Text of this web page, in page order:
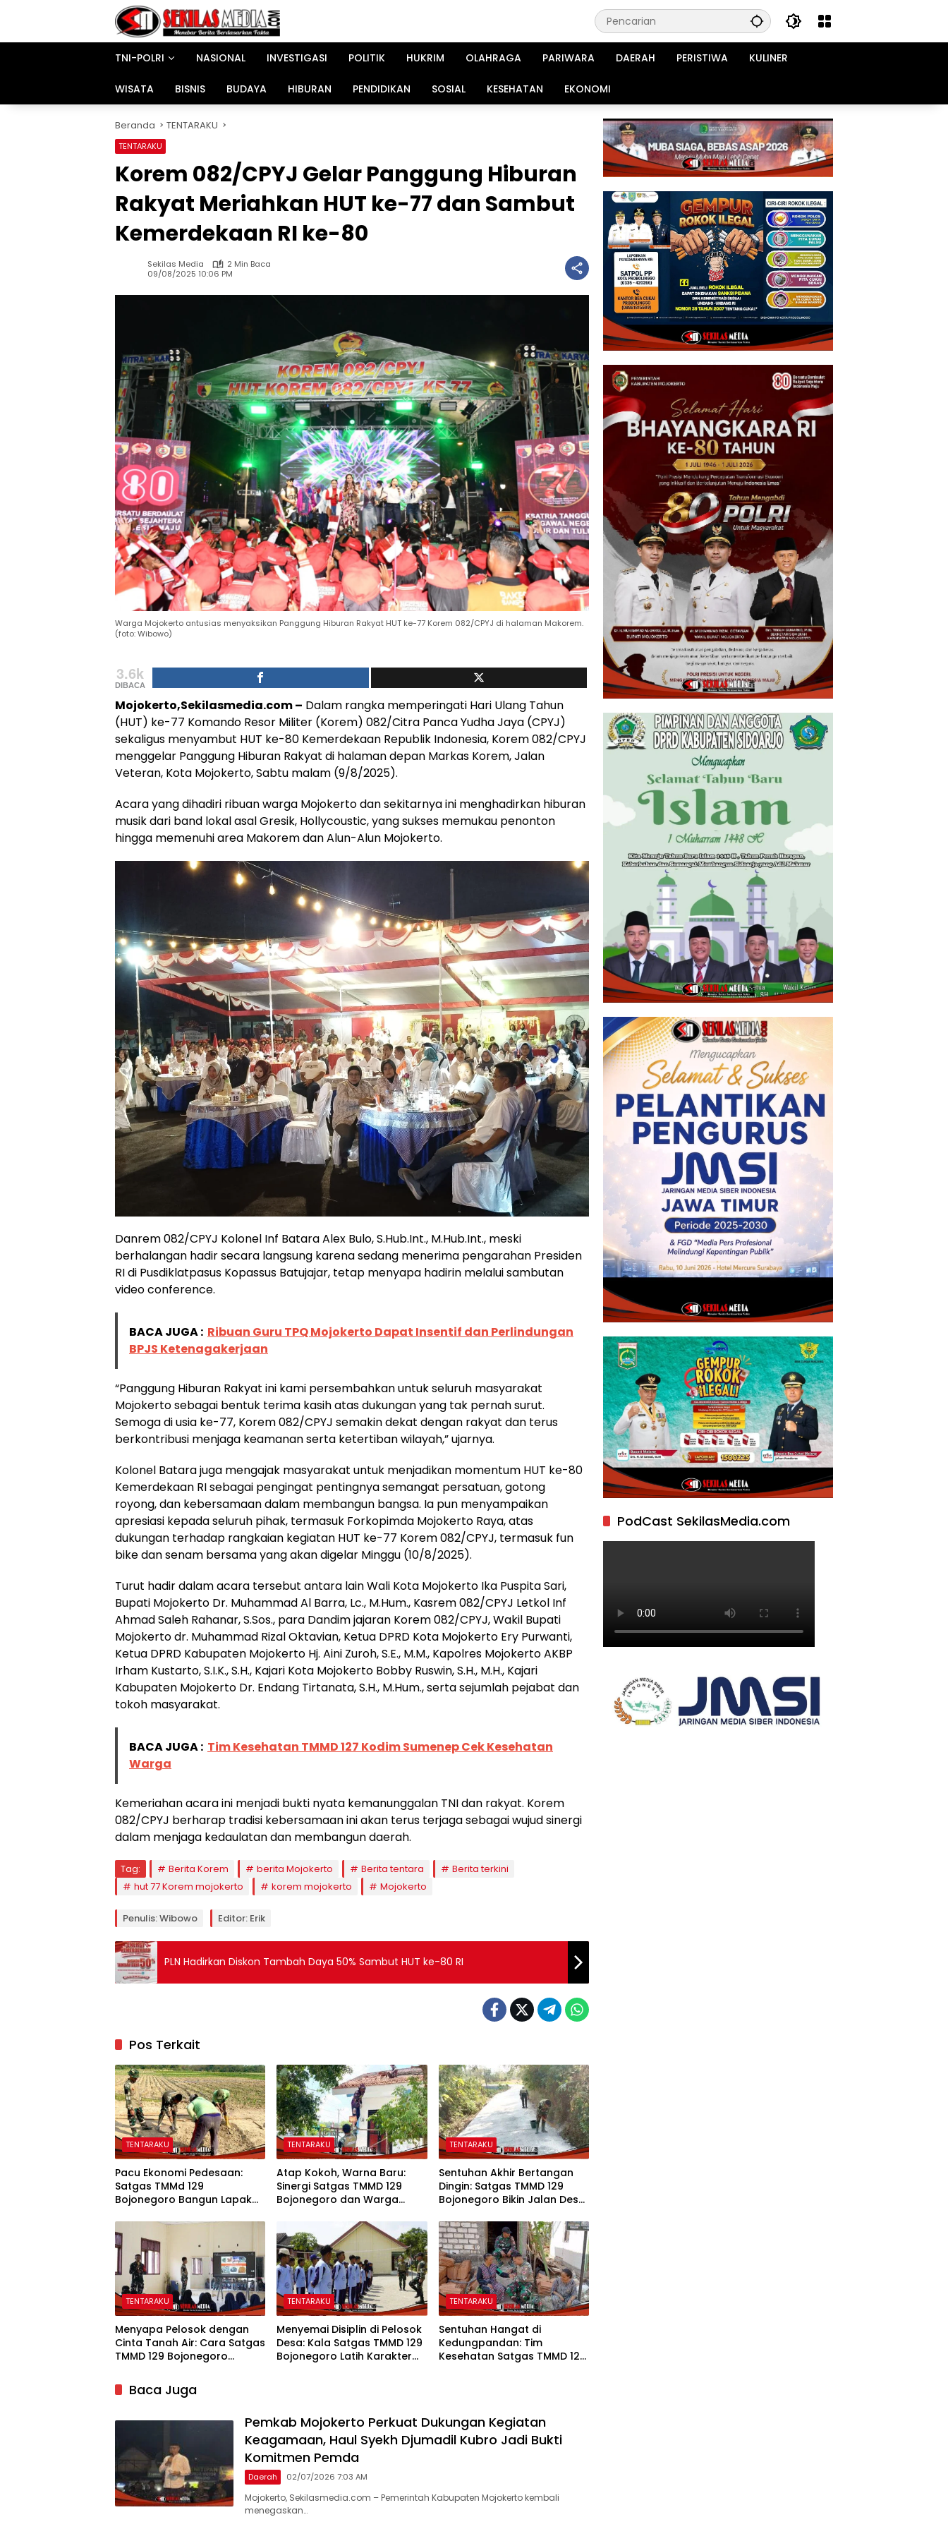
TNI-POLRI
NASIONAL INVESTIGASI POLITIK HUKRIM OLAHRAGA PARIWARA DAERAH PERISTIWA KULINER
WISATA BISNIS BUDAYA HIBURAN PENDIDIKAN SOSIAL KESEHATAN EKONOMI
Beranda TENTARAKU
TENTARAKU
Korem 082/CPYJ Gelar Panggung Hiburan
Rakyat Meriahkan HUT ke-77 dan Sambut
Kemerdekaan RI ke-80
Sekilas Media
2 Min Baca
09/08/2025 10:06 PM
Warga Mojokerto antusias menyaksikan Panggung Hiburan Rakyat HUT ke-77 Korem 082/CPYJ di halaman Makorem.
(foto: Wibowo)
3.6k
DIBACA
Mojokerto,Sekilasmedia.com – Dalam rangka memperingati Hari Ulang Tahun
(HUT) ke-77 Komando Resor Militer (Korem) 082/Citra Panca Yudha Jaya (CPYJ)
sekaligus menyambut HUT ke-80 Kemerdekaan Republik Indonesia, Korem 082/CPYJ
menggelar Panggung Hiburan Rakyat di halaman depan Markas Korem, Jalan
Veteran, Kota Mojokerto, Sabtu malam (9/8/2025).
Acara yang dihadiri ribuan warga Mojokerto dan sekitarnya ini menghadirkan hiburan
musik dari band lokal asal Gresik, Hollycoustic, yang sukses memukau penonton
hingga memenuhi area Makorem dan Alun-Alun Mojokerto.
Danrem 082/CPYJ Kolonel Inf Batara Alex Bulo, S.Hub.Int., M.Hub.Int., meski
berhalangan hadir secara langsung karena sedang menerima pengarahan Presiden
RI di Pusdiklatpasus Kopassus Batujajar, tetap menyapa hadirin melalui sambutan
video conference.
BACA JUGA : Ribuan Guru TPQ Mojokerto Dapat Insentif dan Perlindungan
BPJS Ketenagakerjaan
“Panggung Hiburan Rakyat ini kami persembahkan untuk seluruh masyarakat
Mojokerto sebagai bentuk terima kasih atas dukungan yang tak pernah surut.
Semoga di usia ke-77, Korem 082/CPYJ semakin dekat dengan rakyat dan terus
berkontribusi menjaga keamanan serta ketertiban wilayah,” ujarnya.
Kolonel Batara juga mengajak masyarakat untuk menjadikan momentum HUT ke-80
Kemerdekaan RI sebagai pengingat pentingnya semangat persatuan, gotong
royong, dan kebersamaan dalam membangun bangsa. Ia pun menyampaikan
apresiasi kepada seluruh pihak, termasuk Forkopimda Mojokerto Raya, atas
dukungan terhadap rangkaian kegiatan HUT ke-77 Korem 082/CPYJ, termasuk fun
bike dan senam bersama yang akan digelar Minggu (10/8/2025).
Turut hadir dalam acara tersebut antara lain Wali Kota Mojokerto Ika Puspita Sari,
Bupati Mojokerto Dr. Muhammad Al Barra, Lc., M.Hum., Kasrem 082/CPYJ Letkol Inf
Ahmad Saleh Rahanar, S.Sos., para Dandim jajaran Korem 082/CPYJ, Wakil Bupati
Mojokerto dr. Muhammad Rizal Oktavian, Ketua DPRD Kota Mojokerto Ery Purwanti,
Ketua DPRD Kabupaten Mojokerto Hj. Aini Zuroh, S.E., M.M., Kapolres Mojokerto AKBP
Irham Kustarto, S.I.K., S.H., Kajari Kota Mojokerto Bobby Ruswin, S.H., M.H., Kajari
Kabupaten Mojokerto Dr. Endang Tirtanata, S.H., M.Hum., serta sejumlah pejabat dan
tokoh masyarakat.
BACA JUGA : Tim Kesehatan TMMD 127 Kodim Sumenep Cek Kesehatan
Warga
Kemeriahan acara ini menjadi bukti nyata kemanunggalan TNI dan rakyat. Korem
082/CPYJ berharap tradisi kebersamaan ini akan terus terjaga sebagai wujud sinergi
dalam menjaga kedaulatan dan membangun daerah.
Tag: Berita Korem berita Mojokerto Berita tentara
Berita terkini
hut 77 Korem mojokerto
korem mojokerto Mojokerto
Penulis: Wibowo Editor: Erik
PLN Hadirkan Diskon Tambah Daya 50% Sambut HUT ke-80 RI
Pos Terkait
TENTARAKU
Pacu Ekonomi Pedesaan:
Satgas TMMd 129
Bojonegoro Bangun Lapak
TENTARAKU
Atap Kokoh, Warna Baru:
Sinergi Satgas TMMD 129
Bojonegoro dan Warga
Rumah Belajar Nyaman
TENTARAKU
Sentuhan Akhir Bertangan
Dingin: Satgas TMMD 129
Bojonegoro Bikin Jalan Desa
TENTARAKU
Menyapa Pelosok dengan
Cinta Tanah Air: Cara Satgas
TMMD 129 Bojonegoro
Depan
TENTARAKU
Menyemai Disiplin di Pelosok
Desa: Kala Satgas TMMD 129
Bojonegoro Latih Karakter
TENTARAKU
Sentuhan Hangat di
Kedungpandan: Tim
Kesehatan Satgas TMMD 129
Baca Juga
Pemkab Mojokerto Perkuat Dukungan Kegiatan
Keagamaan, Haul Syekh Djumadil Kubro Jadi Bukti
Komitmen Pemda
Daerah 02/07/2026 7:03 AM
Mojokerto, Sekilasmedia.com – Pemerintah Kabupaten Mojokerto kembali
menegaskan…
PodCast SekilasMedia.com